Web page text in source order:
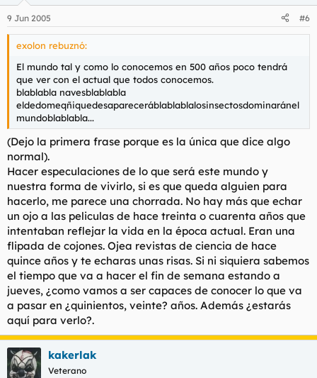
9 Jun 2005 #6
exolon rebuznó:
El mundo tal y como lo conocemos en 500 años poco tendrá
que ver con el actual que todos conocemos.
blablabla navesblablabla
eldedomeqñiquedesapareceráblablablalosinsectosdominaránel
mundoblablabla...
(Dejo la primera frase porque es la única que dice algo
normal).
Hacer especulaciones de lo que será este mundo y
nuestra forma de vivirlo, si es que queda alguien para
hacerlo, me parece una chorrada. No hay más que echar
un ojo a las peliculas de hace treinta o cuarenta años que
intentaban reflejar la vida en la época actual. Eran una
flipada de cojones. Ojea revistas de ciencia de hace
quince años y te echaras unas risas. Si ni siquiera sabemos
el tiempo que va a hacer el fin de semana estando a
jueves, ¿como vamos a ser capaces de conocer lo que va
a pasar en ¿quinientos, veinte? años. Además ¿estarás
aquí para verlo?.
kakerlak
Veterano